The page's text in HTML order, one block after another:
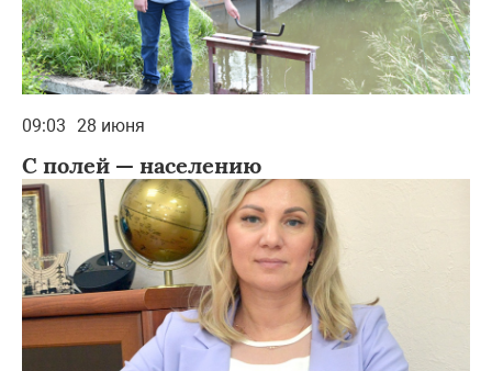
09:03 28 июня
С полей — населению